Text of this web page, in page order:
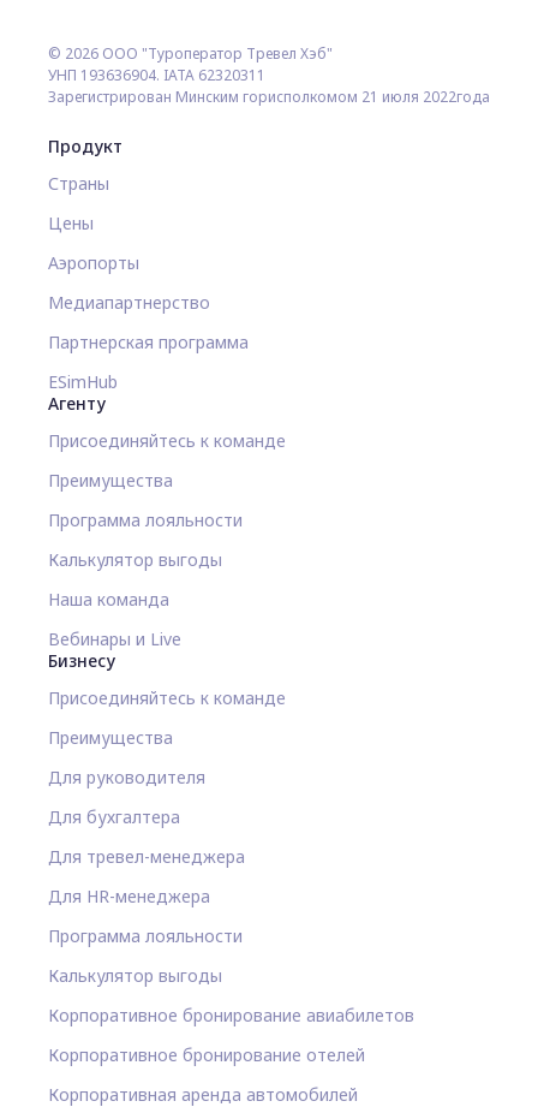
© 2026 ООО "Туроператор Тревел Хэб"
УНП 193636904. IATA 62320311
Зарегистрирован Минским горисполкомом 21 июля 2022года
Продукт
Страны
Цены
Аэропорты
Медиапартнерство
Партнерская программа
ESimHub
Агенту
Присоединяйтесь к команде
Преимущества
Программа лояльности
Калькулятор выгоды
Наша команда
Вебинары и Live
Бизнесу
Присоединяйтесь к команде
Преимущества
Для руководителя
Для бухгалтера
Для тревел-менеджера
Для HR-менеджера
Программа лояльности
Калькулятор выгоды
Корпоративное бронирование авиабилетов
Корпоративное бронирование отелей
Корпоративная аренда автомобилей